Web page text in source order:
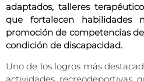
adaptados, talleres
que fortalecen habilidades
promoción de competencias
condición de discapacidad.
Uno de los logros más